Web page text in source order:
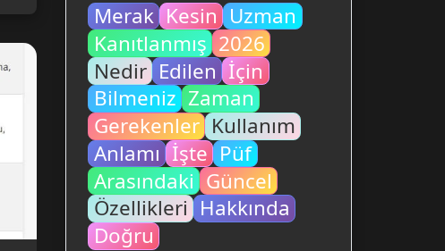
Merak Kesin Uzman
Kanıtlanmış 2026
Nedir Edilen İçin
Bilmeniz Zaman
Gerekenler Kullanım
Anlamı İşte Püf
Arasındaki Güncel
Özellikleri Hakkında
Doğru